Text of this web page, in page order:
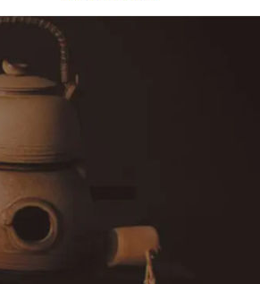
Китайський
гід від
100% смаку та